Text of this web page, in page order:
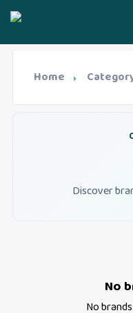
Home
Discover
No
No